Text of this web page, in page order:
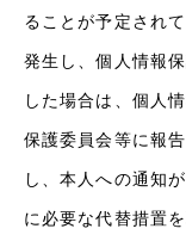
ることが予定され
発生し、個人情報
した場合は、個人
保護委員会等に報
し、本人への通知
に必要な代替措置